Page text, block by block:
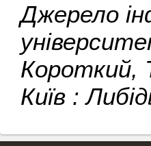
Джерело
Короткий,
Київ :